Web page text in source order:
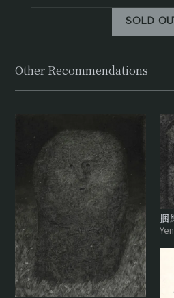
SOLD
Other Recommendations